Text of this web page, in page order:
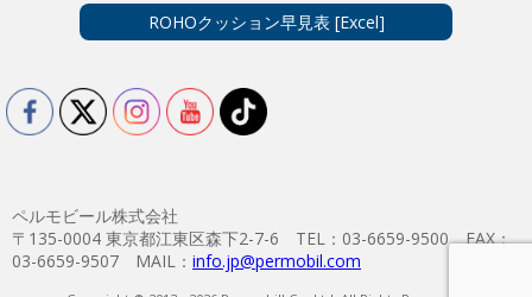
ROHOクッション早見表 [Excel]
ペルモビール株式会社
〒135-0004 東京都江東区森下2-7-6 TEL：03-6659-9500 FAX：
03-6659-9507 MAIL： info.jp@permobil.com